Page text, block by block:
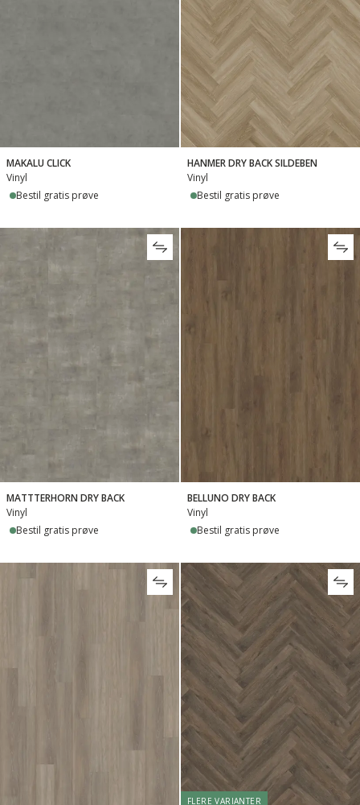
MAKALU CLICK
Vinyl
Bestil gratis prøve
HANMER DRY BACK SILDEBEN
Vinyl
Bestil gratis prøve
MATTTERHORN DRY BACK
Vinyl
Bestil gratis prøve
BELLUNO DRY BACK
Vinyl
Bestil gratis prøve
FLERE VARIANTER